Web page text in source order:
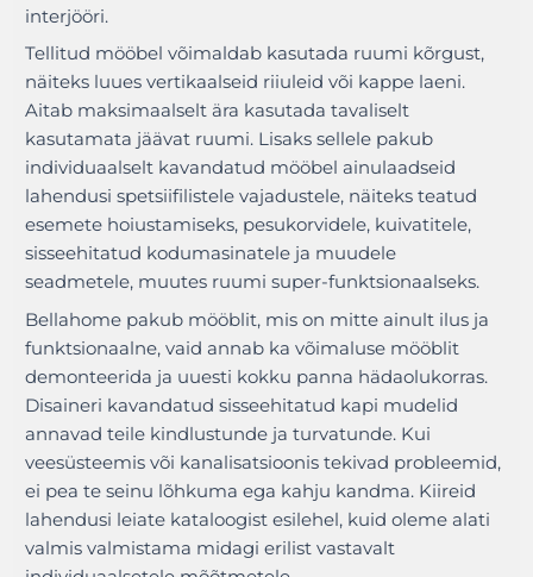
interjööri.
Tellitud mööbel võimaldab kasutada ruumi kõrgust,
näiteks luues vertikaalseid riiuleid või kappe laeni.
Aitab maksimaalselt ära kasutada tavaliselt
kasutamata jäävat ruumi. Lisaks sellele pakub
individuaalselt kavandatud mööbel ainulaadseid
lahendusi spetsiifilistele vajadustele, näiteks teatud
esemete hoiustamiseks, pesukorvidele, kuivatitele,
sisseehitatud kodumasinatele ja muudele
seadmetele, muutes ruumi super-funktsionaalseks.
Bellahome pakub mööblit, mis on mitte ainult ilus ja
funktsionaalne, vaid annab ka võimaluse mööblit
demonteerida ja uuesti kokku panna hädaolukorras.
Disaineri kavandatud sisseehitatud kapi mudelid
annavad teile kindlustunde ja turvatunde. Kui
veesüsteemis või kanalisatsioonis tekivad probleemid,
ei pea te seinu lõhkuma ega kahju kandma. Kiireid
lahendusi leiate kataloogist esilehel, kuid oleme alati
valmis valmistama midagi erilist vastavalt